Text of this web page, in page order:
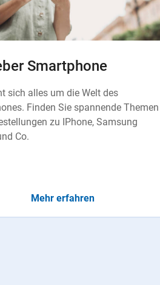
Smartphone
sich alles um die Welt des
Finden Sie spannende Themen
zu IPhone, Samsung
Co.
Mehr erfahren